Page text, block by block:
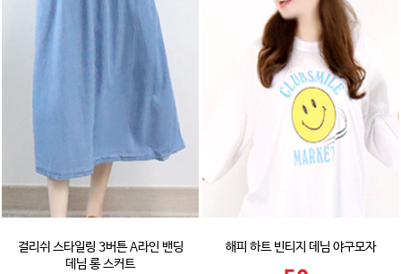
걸리쉬 스타일링 3버튼 A라인 밴딩
데님 롱 스커트
해피 하트 빈티지 데님 야구모자